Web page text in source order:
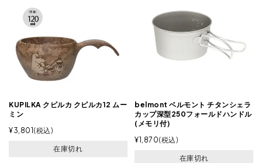
KUPILKA クピルカ クピルカ12 ムー
ミン
¥3,801 税込
在庫切れ
belmont ベルモント チタンシェラ
カップ深型250フォールドハンドル
(メモリ付)
¥1,870 税込
在庫切れ